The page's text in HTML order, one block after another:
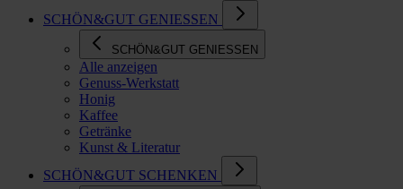
SCHÖN&GUT GENIESSEN
SCHÖN&GUT GENIESSEN
Alle anzeigen
Genuss-Werkstatt
Honig
Kaffee
Getränke
Kunst & Literatur
SCHÖN&GUT SCHENKEN